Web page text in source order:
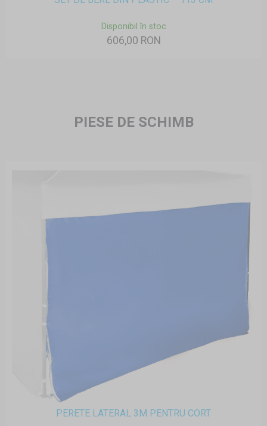
Disponibil în stoc
606,00 RON
PIESE DE SCHIMB
PERETE LATERAL 3M PENTRU CORT